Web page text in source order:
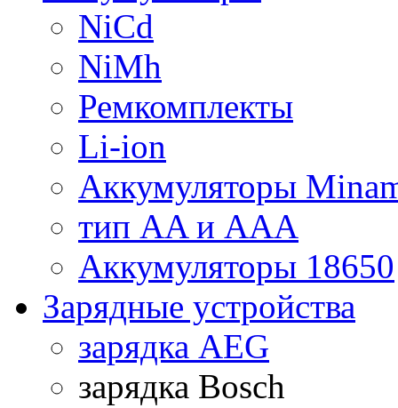
NiCd
NiMh
Ремкомплекты
Li-ion
Аккумуляторы
тип AA и AAA
Аккумуляторы 18650
Зарядные устройства
зарядка AEG
зарядка Bosch